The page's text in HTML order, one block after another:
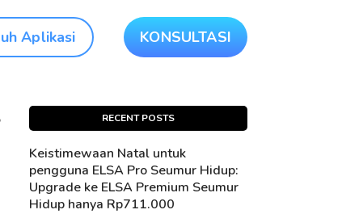
Aplikasi KONSULTASI
RECENT POSTS
Keistimewaan Natal untuk
pengguna ELSA Pro Seumur Hidup:
Upgrade ke ELSA Premium Seumur
Hidup hanya Rp711.000